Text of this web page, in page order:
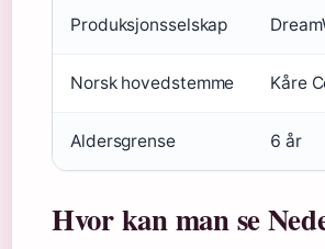
Produksjonsselskap
Norsk hovedstemme Kåre
Aldersgrense 6 år
Hvor kan man se